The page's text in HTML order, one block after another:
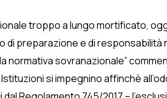
troppo a lungo mortificato,
di preparazione e di responsabilità
sovranazionale”
si impegnino affinchè